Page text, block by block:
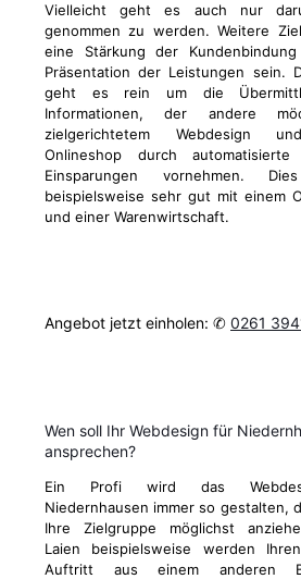
Vielleicht geht es auch nur
genommen zu werden. Weitere
eine Stärkung der
Präsentation der Leistungen sein.
geht es rein um die
Informationen, der andere
zielgerichtetem Webdesign
Onlineshop durch automatisierte
Einsparungen vornehmen.
beispielsweise sehr gut mit einem
und einer Warenwirtschaft.
Angebot jetzt einholen: ✆ 0261
Wen soll Ihr Webdesign für
ansprechen?
Ein Profi wird das
Niedernhausen immer so gestalten,
Ihre Zielgruppe möglichst
Laien beispielsweise werden
Auftritt aus einem anderen